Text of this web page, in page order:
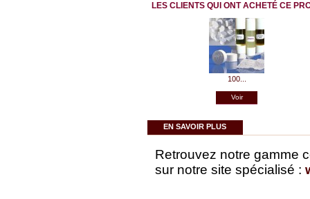
LES CLIENTS QUI ONT ACHETÉ CE
100...
Voir
EN SAVOIR PLUS
Retrouvez notre gamme
sur notre site spécialisé :